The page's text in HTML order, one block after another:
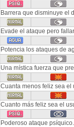
Barrera que disminuye el
Evade el ataque pero
Potencia los ataques de
Una mística fuerza que
Cuanta menos feliz sea el
Cuanto más feliz sea el
Poderoso ataque